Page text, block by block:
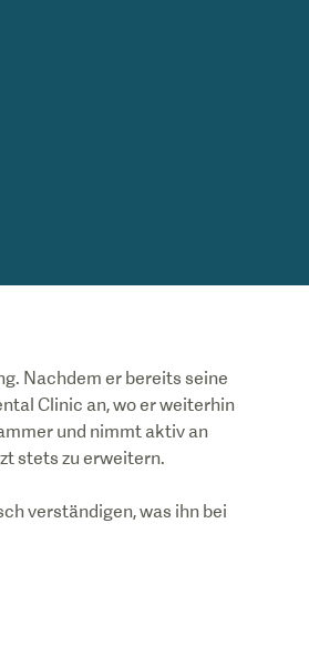
Nachdem er bereits seine
Clinic an, wo er weiterhin
und nimmt aktiv an
stets zu erweitern.
verständigen, was ihn bei